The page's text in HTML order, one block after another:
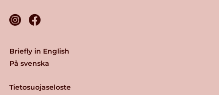
Tietosuojaseloste
Briefly in English
På svenska